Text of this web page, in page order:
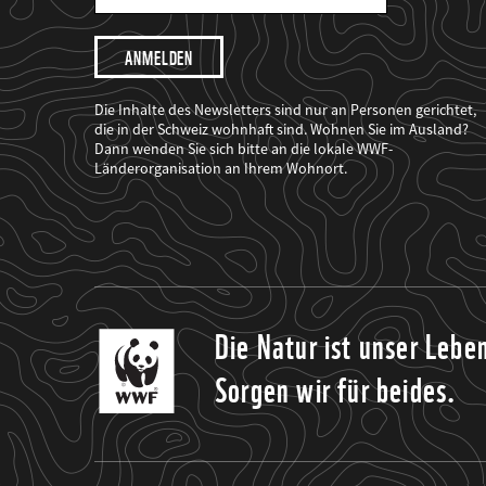
Mail
Adresse
Ich
möchte,
dass
der
WWF
mich
über
seine
Projekte
informiert.
Die Inhalte des Newsletters sind nur an Personen gerichtet,
die in der Schweiz wohnhaft sind. Wohnen Sie im Ausland?
Dann wenden Sie sich bitte an die lokale WWF-
Länderorganisation an Ihrem Wohnort.
Die Natur ist unser
Sorgen wir für beides.